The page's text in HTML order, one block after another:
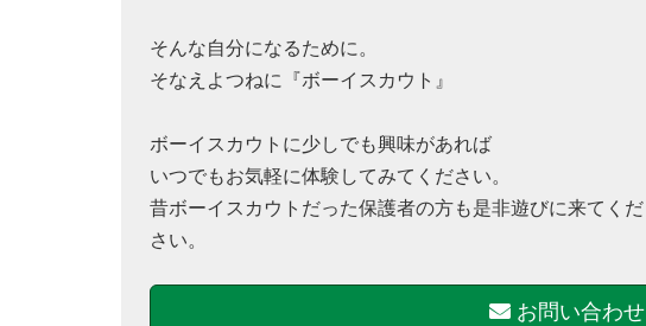
そんな自分になるために。
そなえよつねに『ボーイスカウト』
ボーイスカウトに少しでも興味があれば
いつでもお気軽に体験してみてください。
昔ボーイスカウトだった保護者の方も是非遊びに来てくだ
さい。
お問い合わせ